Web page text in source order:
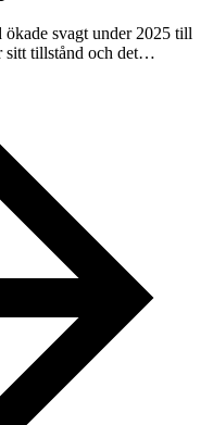
ökade svagt under 2025 till
sitt tillstånd och det…